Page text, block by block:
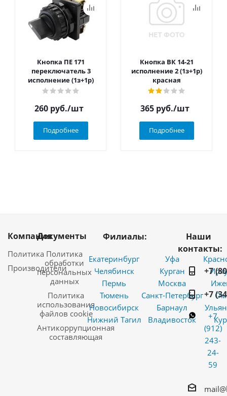
Кнопка ПЕ 171
переключатель 3
исполнение (1з+1р)
260 руб./шт
Подробнее
Кнопка ВК 14-21
исполнение 2 (1з+1р)
красная
365 руб./шт
Подробнее
Компания
Политика
Производители
Документы
Политика
обработки
персональных
данных
Политика
использования
файлов cookie
Антикоррупционная
составляющая
Филиалы:
Екатеринбург
Челябинск
Пермь
Тюмень
Новосибирск
Нижний Тагил
Уфа
Курган
Москва
Санкт-Петербург
Барнаул
Владивосток
Наши
контакты:
+7
+7
+7
(912)
243-
24-
59